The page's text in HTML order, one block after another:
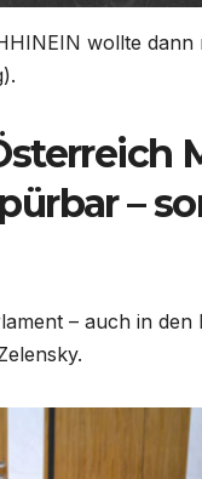
wollte
–
– auch in